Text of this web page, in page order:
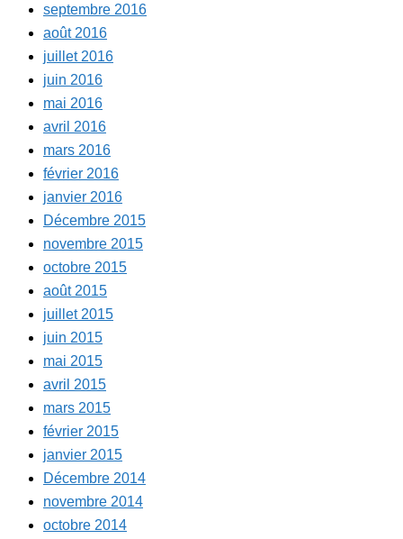
septembre 2016
août 2016
juillet 2016
juin 2016
mai 2016
avril 2016
mars 2016
février 2016
janvier 2016
Décembre 2015
novembre 2015
octobre 2015
août 2015
juillet 2015
juin 2015
mai 2015
avril 2015
mars 2015
février 2015
janvier 2015
Décembre 2014
novembre 2014
octobre 2014